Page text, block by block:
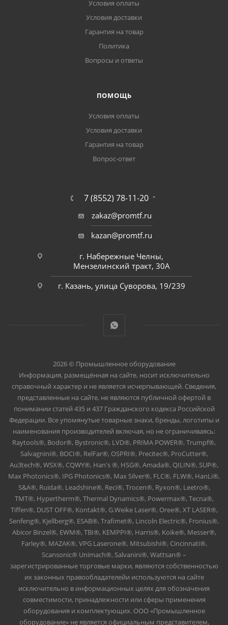
Условия оплаты
Условия доставки
Гарантия на товар
Политика
Вопросы и ответы
ПОМОЩЬ
Условия оплаты
Условия доставки
Гарантия на товар
Вопрос-ответ
7 (8552) 78-11-20
zakaz@promtf.ru
kazan@promtf.ru
г. Набережные Челны,
Мензелинский тракт, 30А
г. Казань, улица Суворова, 19/239
2026 © Промышленное оборудование
Информация, размещённая на сайте, носит исключительно
справочный характер и не является исчерпывающей. Сведения,
представленные на сайте, не являются публичной офертой в
понимании статей 435 и 437 Гражданского кодекса Российской
Федерации. Все упомянутые товарные знаки, бренды, логотипы и
наименования производителей включая, но не ограничиваясь:
Raytools®, Bodor®, Bystronic®, LVD®, PRIMA POWER®, Trumpf®,
Salvagnini®, BOCI®, RelFar®, OSPRI®, Precitec®, ProCutter®,
Au3tech®, WSX®, CQWY®, Han's ®, HSG®, Amada®, QILIN®, SUP®,
Max Photonics®, IPG Photonics®, Max Silver®, FLC®, FLW®, HanLi®,
S&A®, Ruida®, Leadshine®, Reci®, Trocen®, Ryxon®, Leetro®,
TMT®, Hypertherm®, Thermal Dynamics®, Powermax®, Tecna®,
Tiffen®, DUST OFF®, Kontakt®, G.Weike Laser®, Oree®, XT LASER®,
Senfeng®, Kjellberg®, ESAB®, Trafimet®, Lincoln Electric®, Fronius®,
Abicor Binzel®, EWM®, TBI®, KEMPPI®, Harris®, Koike®, Messer®,
Farley®, MAZAK®, VPG Laserone®, Mitsubishi®, Cincinnati®,
Scansonic® Unimach®, Salvanini®, Wattsan® –
зарегистрированные торговые марки, являются собственностью
их законных правообладателейи используются на сайте
исключительно в информационных целях для обозначения
совместимости, принадлежности или сферы применения
оборудования и комплектующих. ООО «Промышленное
оборудование» не является официальным представителем,